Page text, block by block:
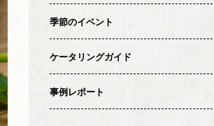
季節のイベント
ケータリングガイド
事例レポート